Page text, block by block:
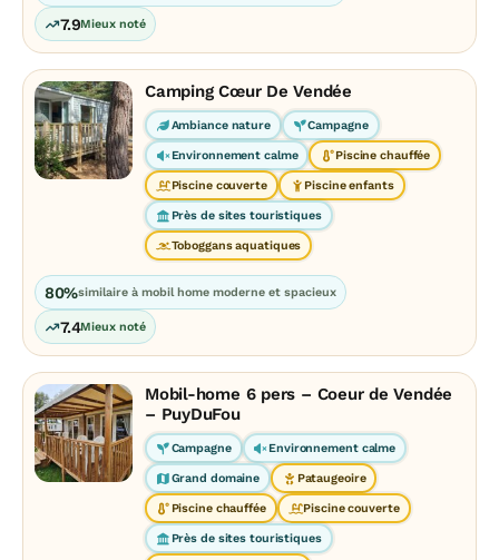
7.9Mieux noté
Camping Cœur De Vendée
Ambiance nature Campagne
Environnement calme Piscine chauffée
Piscine couverte Piscine enfants
Près de sites touristiques
Toboggans aquatiques
80%similaire à mobil home moderne et spacieux
7.4Mieux noté
Mobil-home 6 pers – Coeur de Vendée
– PuyDuFou
Campagne Environnement calme
Grand domaine Pataugeoire
Piscine chauffée Piscine couverte
Près de sites touristiques